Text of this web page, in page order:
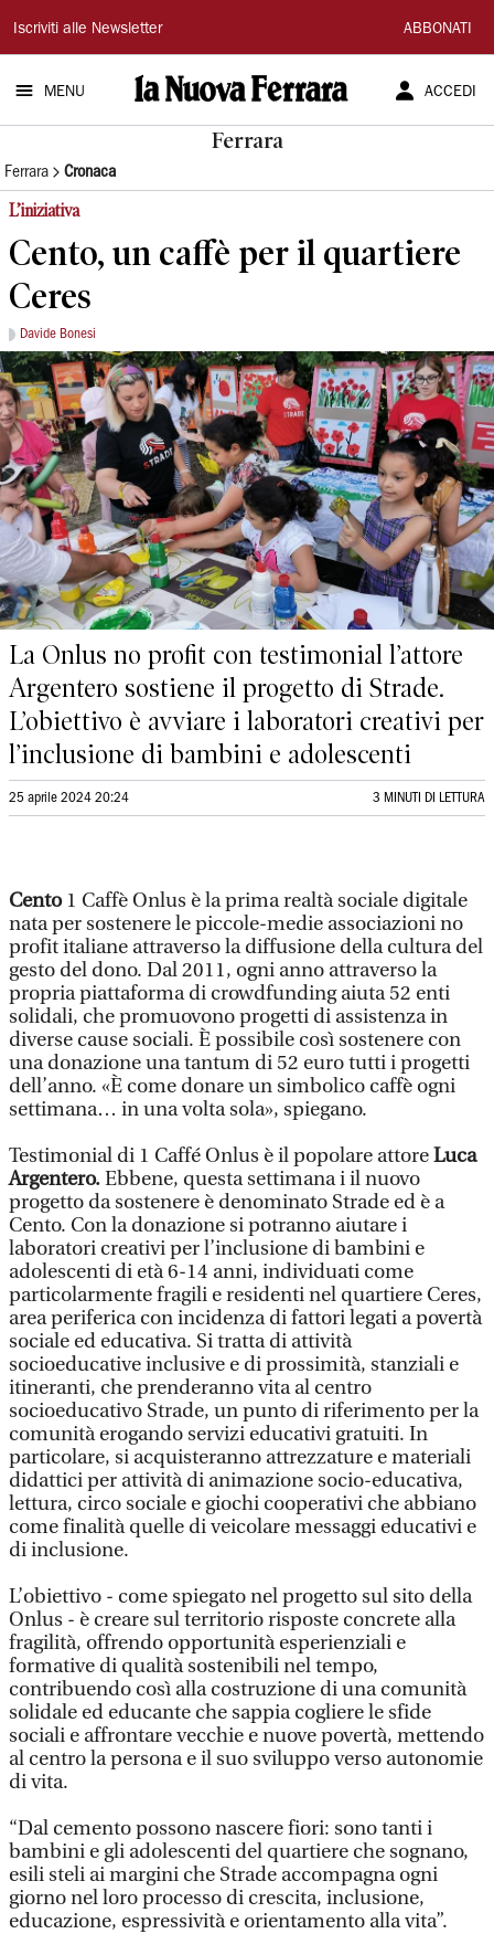
La
Nuova
Ferrara
Iscriviti alle Newsletter ABBONATI
MENU ACCEDI
Ferrara
Ferrara Cronaca
L’iniziativa
Cento, un caffè per il quartiere
Ceres
Davide Bonesi
La Onlus no profit con testimonial l’attore
Argentero sostiene il progetto di Strade.
L’obiettivo è avviare i laboratori creativi per
l’inclusione di bambini e adolescenti
25 aprile 2024 20:24 3 MINUTI DI LETTURA
Cento 1 Caffè Onlus è la prima realtà sociale digitale
nata per sostenere le piccole-medie associazioni no
profit italiane attraverso la diffusione della cultura del
gesto del dono. Dal 2011, ogni anno attraverso la
propria piattaforma di crowdfunding aiuta 52 enti
solidali, che promuovono progetti di assistenza in
diverse cause sociali. È possibile così sostenere con
una donazione una tantum di 52 euro tutti i progetti
dell’anno. «È come donare un simbolico caffè ogni
settimana… in una volta sola», spiegano.
Testimonial di 1 Caffé Onlus è il popolare attoreLuca
Argentero.Ebbene, questa settimana i il nuovo
progetto da sostenere è denominato Strade ed è a
Cento. Con la donazione si potranno aiutare i
laboratori creativi per l’inclusione di bambini e
adolescenti di età 6-14 anni, individuati come
particolarmente fragili e residenti nel quartiere Ceres,
area periferica con incidenza di fattori legati a povertà
sociale ed educativa. Si tratta di attività
socioeducative inclusive e di prossimità, stanziali e
itineranti, che prenderanno vita al centro
socioeducativo Strade, un punto di riferimento per la
comunità erogando servizi educativi gratuiti. In
particolare, si acquisteranno attrezzature e materiali
didattici per attività di animazione socio-educativa,
lettura, circo sociale e giochi cooperativi che abbiano
come finalità quelle di veicolare messaggi educativi e
di inclusione.
L’obiettivo - come spiegato nel progetto sul sito della
Onlus - è creare sul territorio risposte concrete alla
fragilità, offrendo opportunità esperienziali e
formative di qualità sostenibili nel tempo,
contribuendo così alla costruzione di una comunità
solidale ed educante che sappia cogliere le sfide
sociali e affrontare vecchie e nuove povertà, mettendo
al centro la persona e il suo sviluppo verso autonomie
di vita.
“Dal cemento possono nascere fiori: sono tanti i
bambini e gli adolescenti del quartiere che sognano,
esili steli ai margini che Strade accompagna ogni
giorno nel loro processo di crescita, inclusione,
educazione, espressività e orientamento alla vita”.